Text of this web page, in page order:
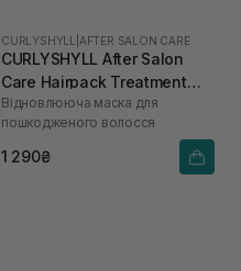
CURLYSHYLL AFTER SALON CARE
CURLYSHYLL After Salon
Care Hairpack Treatment
250 мл
Відновлююча маска для
пошкодженого волосся
1 290₴